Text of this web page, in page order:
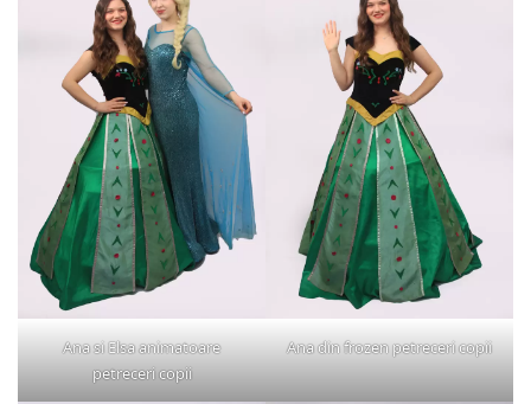
Ana si Elsa animatoare
petreceri copii
Ana din frozen petreceri copii